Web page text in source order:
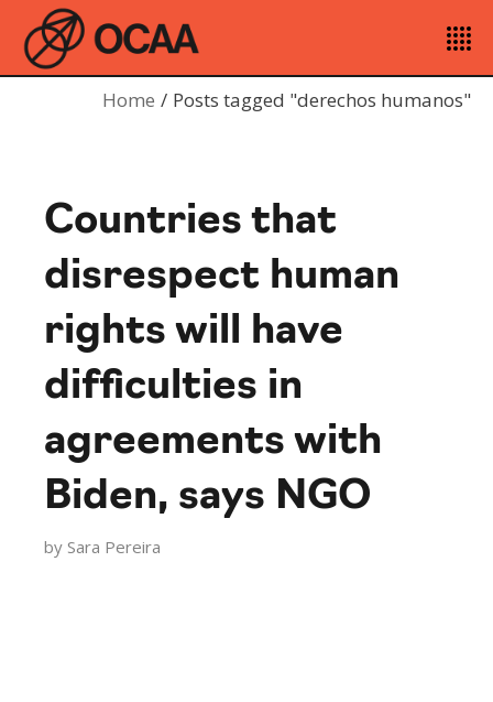
Home Posts tagged "derechos humanos"
Countries that
disrespect human
rights will have
difficulties in
agreements with
Biden, says NGO
by Sara Pereira